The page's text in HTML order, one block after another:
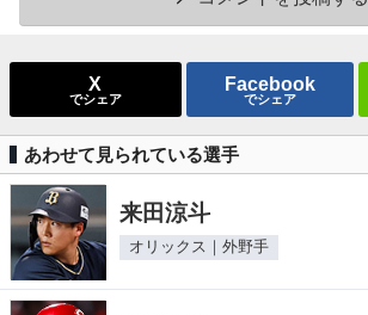
X
でシェア
Facebook
でシェア
あわせて見られている選手
来田涼斗
オリックス｜外野手